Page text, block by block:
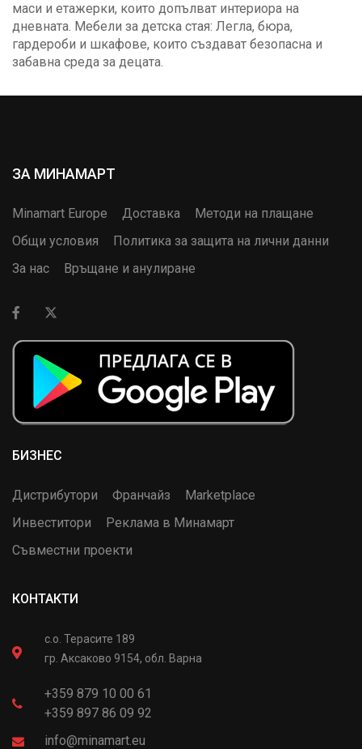
маси и етажерки, които допълват интериора на
дневната. Мебели за детска стая: Легла, бюра,
гардероби и шкафове, които създават безопасна и
забавна среда за децата.
ЗА МИНАМАРТ
Minamart Europe Доставка
Методи на плащане
Общи условия
Политика за защита на лични данни
За нас
Връщане и анулиране
БИЗНЕС
Дистрибутори Франчайз
Marketplace
Инвеститори
Реклама в Минамарт
Съвместни проекти
КОНТАКТИ
с.о. Терасите 189
гр. Аксаково 9154, обл. Варна
+359 879 10 00 61
+359 897 86 09 92
info@minamart.eu